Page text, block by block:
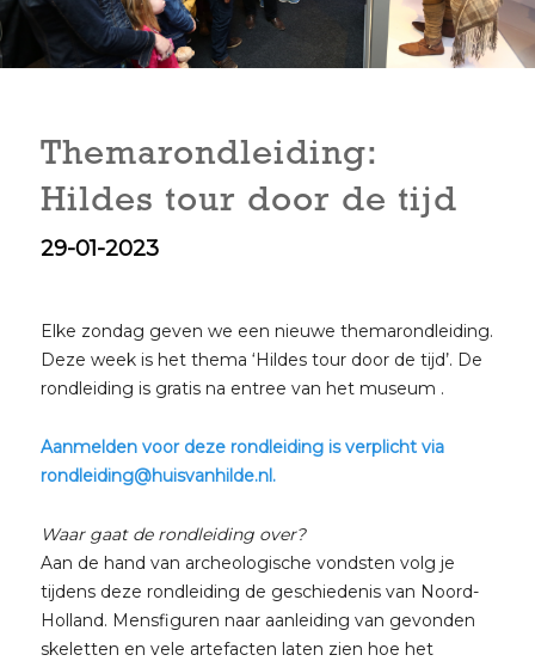
Themarondleiding:
Hildes tour door de tijd
29-01-2023
Elke zondag geven we een nieuwe themarondleiding.
Deze week is het thema ‘Hildes tour door de tijd’. De
rondleiding is gratis na entree van het museum .
Aanmelden voor deze rondleiding is verplicht via
rondleiding@huisvanhilde.nl.
Waar gaat de rondleiding over?
Aan de hand van archeologische vondsten volg je
tijdens deze rondleiding de geschiedenis van Noord-
Holland. Mensfiguren naar aanleiding van gevonden
skeletten en vele artefacten laten zien hoe het